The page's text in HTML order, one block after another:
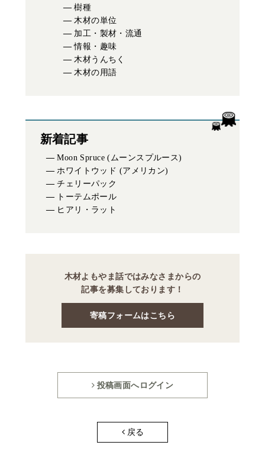
樹種
木材の単位
加工・製材・流通
情報・趣味
木材うんちく
木材の用語
新着記事
Moon Spruce (ムーンスプルース)
ホワイトウッド (アメリカン)
チェリーパック
トーテムポール
ヒアリ・ラット
木材よもやま話ではみなさまからの
記事を募集しております！
寄稿フォームはこちら
投稿画面へログイン
戻る